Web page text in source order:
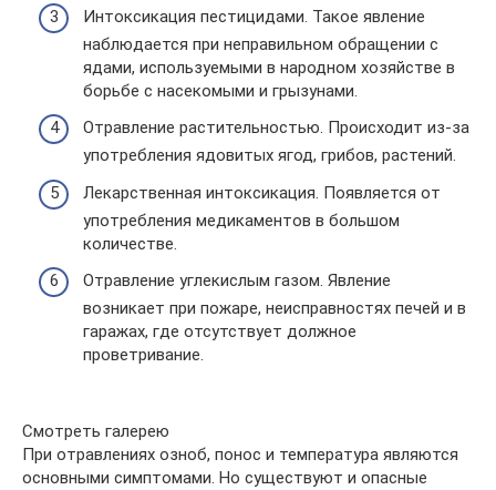
Интоксикация пестицидами. Такое явление
наблюдается при неправильном обращении с
ядами, используемыми в народном хозяйстве в
борьбе с насекомыми и грызунами.
Отравление растительностью. Происходит из-за
употребления ядовитых ягод, грибов, растений.
Лекарственная интоксикация. Появляется от
употребления медикаментов в большом
количестве.
Отравление углекислым газом. Явление
возникает при пожаре, неисправностях печей и в
гаражах, где отсутствует должное
проветривание.
Смотреть галерею
При отравлениях озноб, понос и температура являются
основными симптомами. Но существуют и опасные